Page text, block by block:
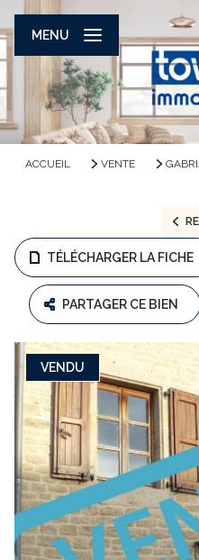
MENU
ACCUEIL VENTE
TÉLÉCHARGER LA FICHE
PARTAGER CE BIEN
VENDU